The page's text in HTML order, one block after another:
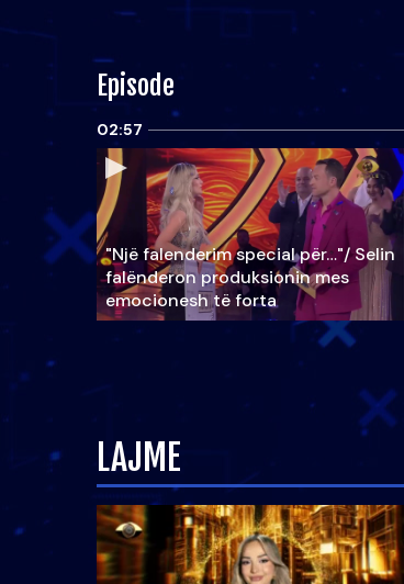
Episode
02:57
"Një falenderim special për…"/ Selin
falënderon produksionin mes
emocionesh të forta
LAJME